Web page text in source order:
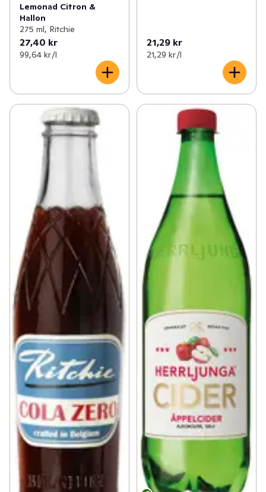
Lemonad Citron &
Hallon
275 ml, Ritchie
27,40 kr
99,64 kr /l
21,29 kr
21,29 kr /l